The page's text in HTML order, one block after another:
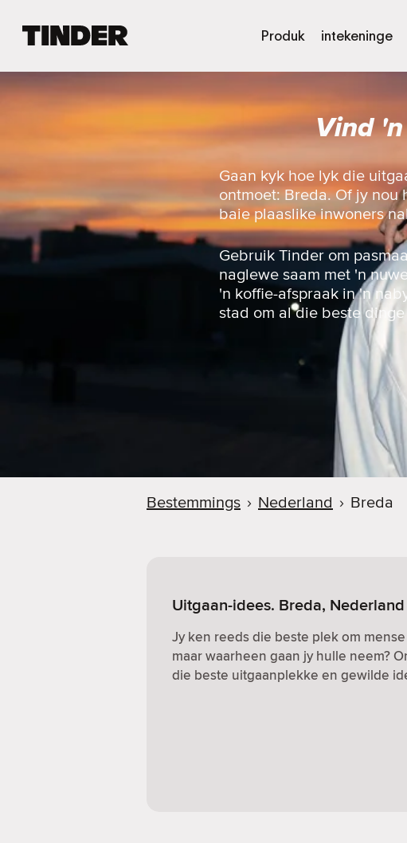
e
s
b
l
Produk intekeninge
Vind
Gaan kyk hoe lyk die
ontmoet: Breda. Of jy nou
baie plaaslike inwoners
Gebruik Tinder om
naglewe saam met 'n
'n koffie-afspraak in 'n
stad om al die beste
Bestemmings › Nederland › Breda
Uitgaan-idees. Breda, Nederland
Jy ken reeds die beste plek om
maar waarheen gaan jy hulle neem?
die beste uitgaanplekke en gewilde